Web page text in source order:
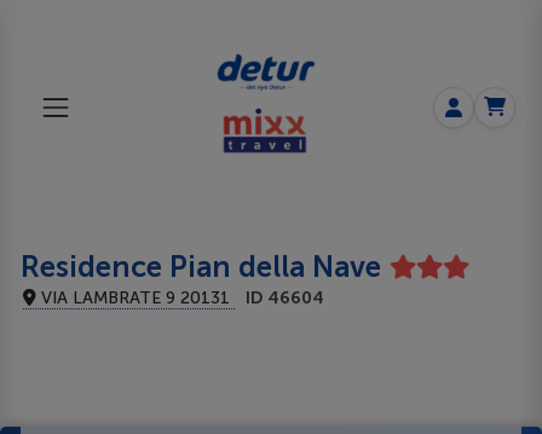
Residence Pian della Nave
VIA LAMBRATE 9 20131 ID 46604